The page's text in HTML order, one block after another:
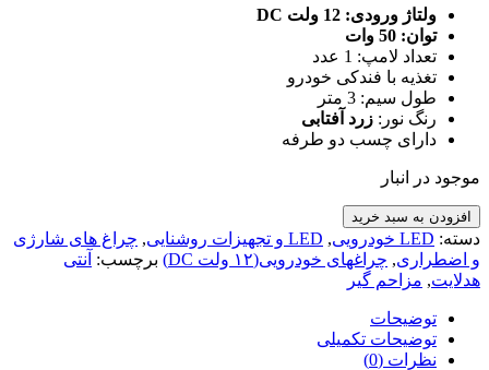
ولتاژ ورودی: 12 ولت DC
توان: 50 وات
تعداد لامپ: 1 عدد
تغذیه با فندکی خودرو
طول سیم: 3 متر
رنگ نور: زرد آفتابی
دارای چسب دو طرفه
موجود در انبار
آنتی
هدلایت
مزاحم
گیر
نوربالای
فندکی
افزودن به سبد خرید
دسته: LED خودرویی , LED و تجهیزات روشنایی , چراغ های شارژی
و اضطراری, چراغهای خودرویی(۱۲ ولت DC) برچسب: آنتی
هدلایت, مزاحم گیر
توضیحات
توضیحات تکمیلی
نظرات (0)